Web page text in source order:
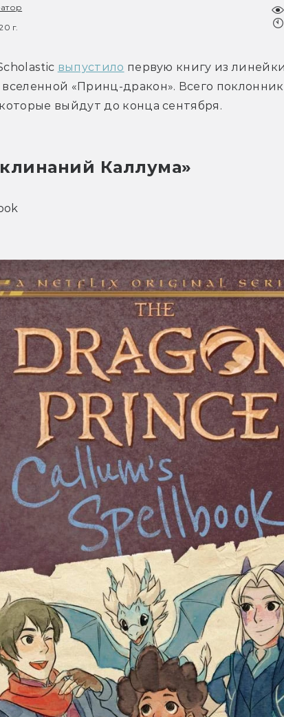
г.
выпустило первую книгу из
«Принц-дракон». Всего
выйдут до конца сентября.
Каллума»